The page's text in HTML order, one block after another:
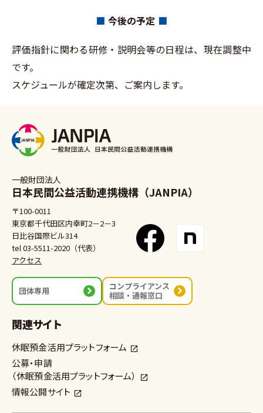
今後の予定
評価指針に関わる研修・説明会等の日程は、現在調整中
です。
スケジュールが確定次第、ご案内します。
一般財団法人
日本民間公益活動連携機構（JANPIA）
〒100-0011
東京都千代田区内幸町2－2－3
日比谷国際ビル314
tel 03-5511-2020（代表）
アクセス
団体専用
コンプライアンス
相談・通報窓口
関連サイト
休眠預金活用プラットフォーム
公募・申請
（休眠預金活用プラットフォーム）
情報公開サイト